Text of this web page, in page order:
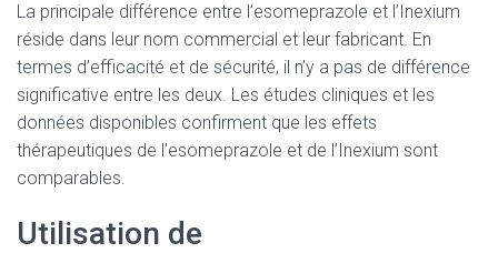
La principale différence entre l’esomeprazole et l’Inexium
réside dans leur nom commercial et leur fabricant. En
termes d’efficacité et de sécurité, il n’y a pas de différence
significative entre les deux. Les études cliniques et les
données disponibles confirment que les effets
thérapeutiques de l’esomeprazole et de l’Inexium sont
comparables.
Utilisation de